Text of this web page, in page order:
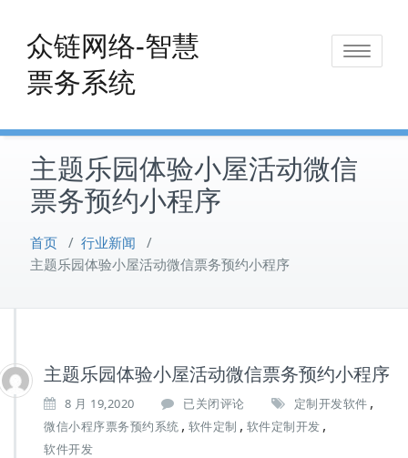
content
众链网络-智慧
票务系统
Toggle
主题乐园体验小屋活动微信
票务预约小程序
首页 / 行业新闻 /
主题乐园体验小屋活动微信票务预约小程序
主题乐园体验小屋活动微信票务预约小程序
8 月 19,2020
主
题
已关闭评论 定制开发软件 ,
微信小程序票务预约系统 , 软件定制 , 软件定制开发 ,
软件开发